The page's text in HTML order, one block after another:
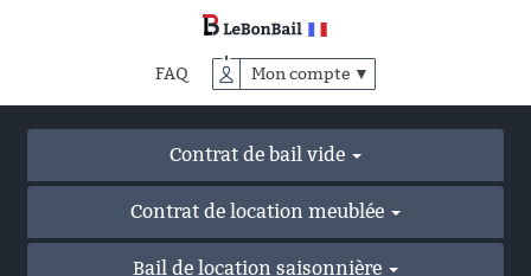
FAQ Mon compte ▼
Contrat de bail vide
Contrat de location meublée
Bail de location saisonnière